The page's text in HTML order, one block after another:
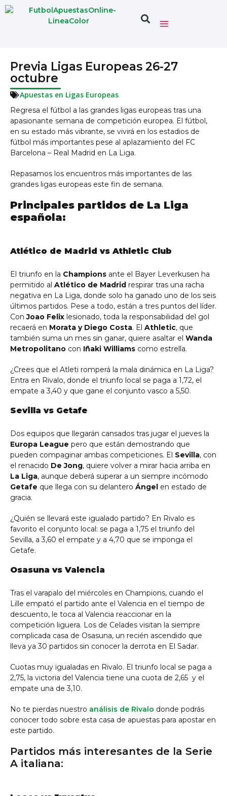
Previa Ligas Europeas 26-27
octubre
Apuestas en Ligas Europeas
Regresa el fútbol a las grandes ligas europeas tras una
apasionante semana de competición europea. El fútbol,
en su estado más vibrante, se vivirá en los estadios de
fútbol más importantes pese al aplazamiento del FC
Barcelona – Real Madrid en La Liga.
Repasamos los encuentros más importantes de las
grandes ligas europeas este fin de semana.
Principales partidos de La Liga
española:
Atlético de Madrid vs Athletic Club
El triunfo en la Champions ante el Bayer Leverkusen ha
permitido al Atlético de Madrid respirar tras una racha
negativa en La Liga, donde solo ha ganado uno de los seis
últimos partidos. Pese a todo, están a tres puntos del líder.
ConJoao Felix lesionado, toda la responsabilidad del gol
recaerá en Morata y Diego Costa. El Athletic, que
también suma un mes sin ganar, quiere asaltar el Wanda
Metropolitano con Iñaki Williams como estrella.
¿Crees que el Atleti romperá la mala dinámica en La Liga?
Entra en Rivalo, donde el triunfo local se paga a 1,72, el
empate a 3,40 y que gane el conjunto vasco a 5,50.
Sevilla vs Getafe
Dos equipos que llegarán cansados tras jugar el jueves la
Europa League pero que están demostrando que
pueden compaginar ambas competiciones. El Sevilla, con
el renacido De Jong, quiere volver a mirar hacia arriba en
La Liga, aunque deberá superar a un siempre incómodo
Getafe que llega con su delantero Ángel en estado de
gracia.
¿Quién se llevará este igualado partido? En Rivalo es
favorito el conjunto local: se paga a 1,75 el triunfo del
Sevilla, a 3,60 el empate y a 4,70 que se imponga el
Getafe.
Osasuna vs Valencia
Tras el varapalo del miércoles en Champions, cuando el
Lille empató el partido ante el Valencia en el tiempo de
descuento, le toca al Valencia reaccionar en la
competición liguera. Los de Celades visitan la siempre
complicada casa de Osasuna, un recién ascendido que
lleva ya 30 partidos sin conocer la derrota en El Sadar.
Cuotas muy igualadas en Rivalo. El triunfo local se paga a
2,75, la victoria del Valencia tiene una cuota de 2,65 y el
empate una de 3,10.
No te pierdas nuestro análisis de Rivalo donde podrás
conocer todo sobre esta casa de apuestas para apostar en
este partido.
Partidos más interesantes de la Serie
A italiana: